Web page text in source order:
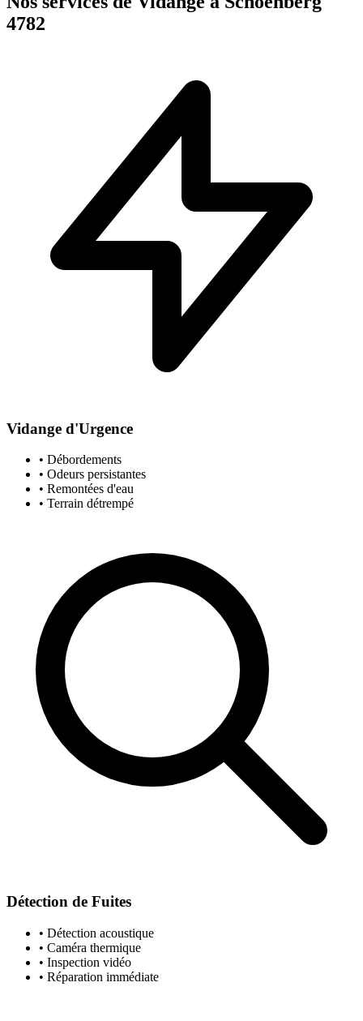
4782
Vidange d'Urgence
• Débordements
• Odeurs persistantes
• Remontées d'eau
• Terrain détrempé
Détection de Fuites
• Détection acoustique
• Caméra thermique
• Inspection vidéo
• Réparation immédiate